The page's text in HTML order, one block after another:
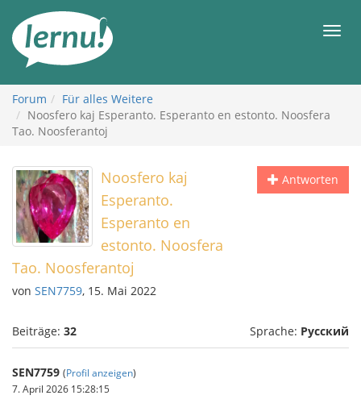
Inhalt
Forum
Für alles Weitere
Noosfero kaj Esperanto. Esperanto en estonto. Noosfera
Tao. Noosferantoj
Antworten
Noosfero kaj
Esperanto.
Esperanto en
estonto. Noosfera
Tao. Noosferantoj
von SEN7759, 15. Mai 2022
Beiträge: 32 Sprache: Русский
SEN7759 (Profil anzeigen)
7. April 2026 15:28:15